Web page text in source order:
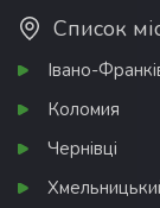
Список
Івано-
Коломия
Чернівці